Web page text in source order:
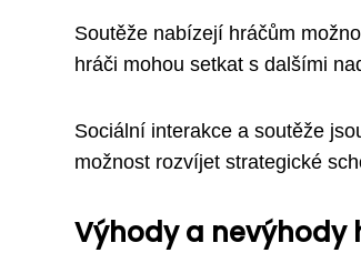
Soutěže nabízejí hráčům
hráči mohou setkat s dalšími
Sociální interakce a soutěže
možnost rozvíjet strategické
Výhody a nevýhody